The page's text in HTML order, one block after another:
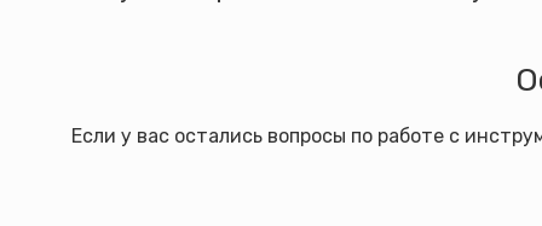
Если у вас остались вопросы по работе с